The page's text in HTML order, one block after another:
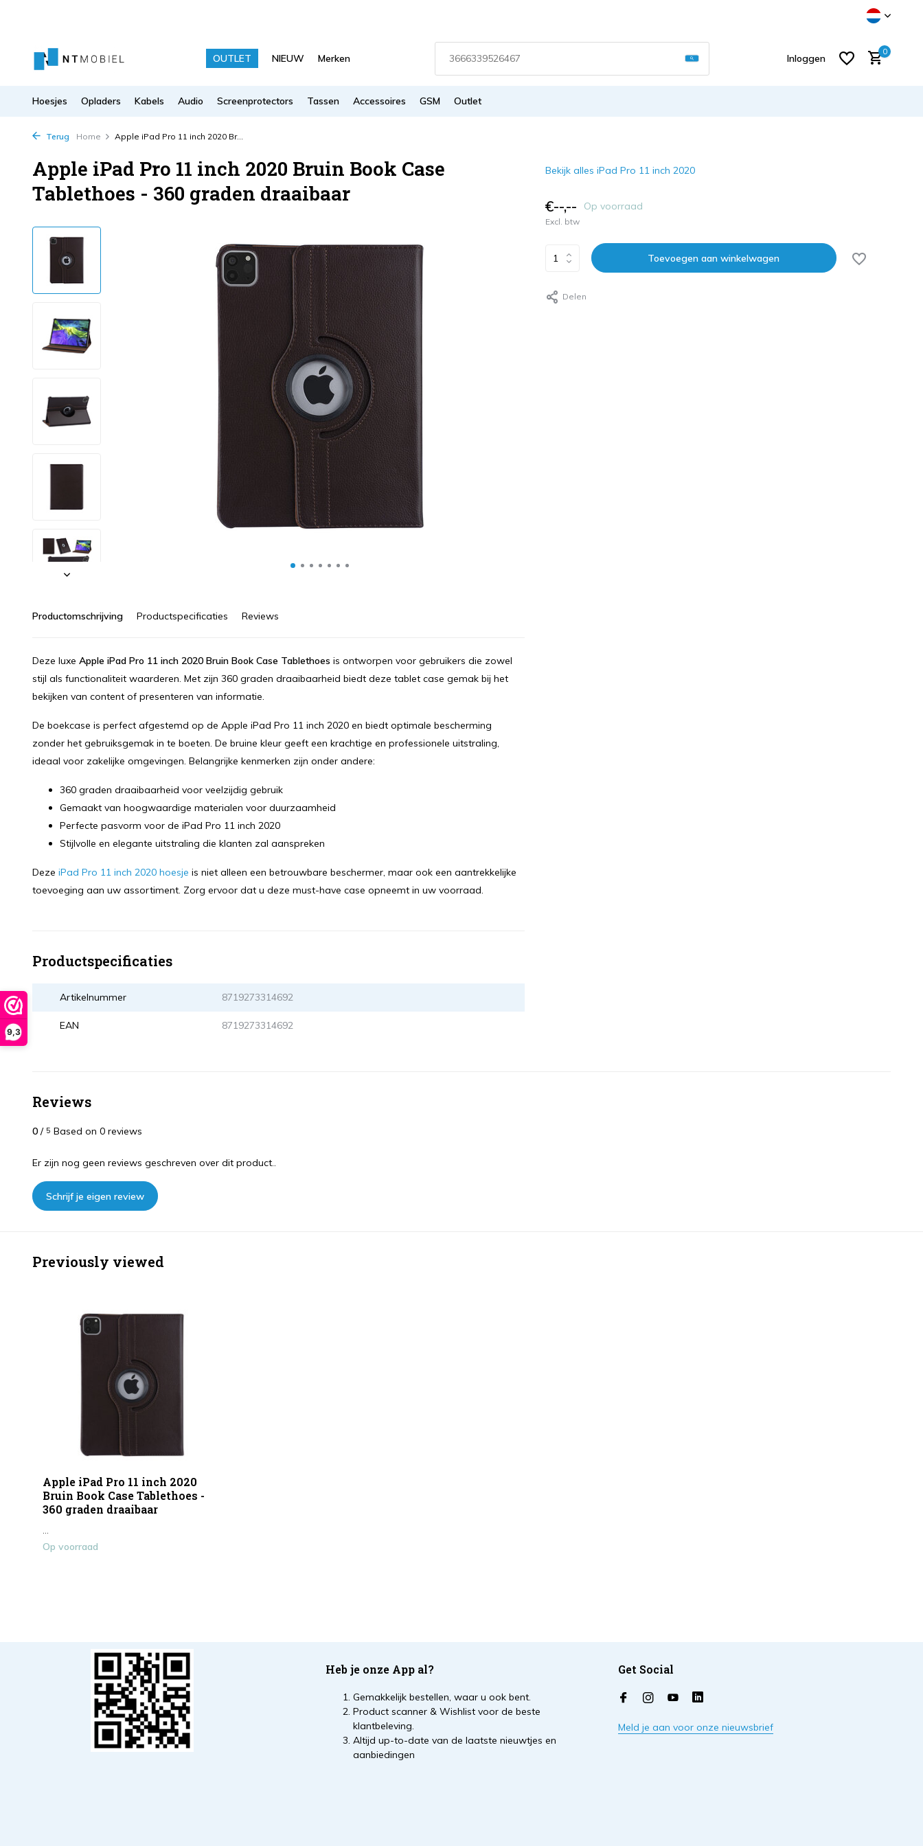
9,3
OUTLET NIEUW Merken
Gebruik de pijltjes op en neer om een
Inloggen
0
Hoesjes Opladers Kabels Audio Screenprotectors Tassen Accessoires GSM Outlet
Terug Home Apple iPad Pro 11 inch 2020 Br...
Apple iPad Pro 11 inch 2020 Bruin Book Case
Tablethoes - 360 graden draaibaar
Productomschrijving Productspecificaties Reviews
Deze luxe Apple iPad Pro 11 inch 2020 Bruin Book Case Tablethoes is ontworpen voor gebruikers die zowel
stijl als functionaliteit waarderen. Met zijn 360 graden draaibaarheid biedt deze tablet case gemak bij het
bekijken van content of presenteren van informatie.
De boekcase is perfect afgestemd op de Apple iPad Pro 11 inch 2020 en biedt optimale bescherming
zonder het gebruiksgemak in te boeten. De bruine kleur geeft een krachtige en professionele uitstraling,
ideaal voor zakelijke omgevingen. Belangrijke kenmerken zijn onder andere:
360 graden draaibaarheid voor veelzijdig gebruik
Gemaakt van hoogwaardige materialen voor duurzaamheid
Perfecte pasvorm voor de iPad Pro 11 inch 2020
Stijlvolle en elegante uitstraling die klanten zal aanspreken
Deze iPad Pro 11 inch 2020 hoesje is niet alleen een betrouwbare beschermer, maar ook een aantrekkelijke
toevoeging aan uw assortiment. Zorg ervoor dat u deze must-have case opneemt in uw voorraad.
Productspecificaties
Artikelnummer 8719273314692
EAN 8719273314692
Bekijk alles iPad Pro 11 inch 2020
€--,-- Op voorraad
Excl. btw
Toevoegen aan winkelwagen
Delen
Reviews
0 / 5 Based on 0 reviews
Er zijn nog geen reviews geschreven over dit product..
Schrijf je eigen review
Previously viewed
Apple iPad Pro 11 inch 2020
Bruin Book Case Tablethoes -
360 graden draaibaar
Op voorraad
Heb je onze App al?
Gemakkelijk bestellen, waar u ook bent.
Product scanner & Wishlist voor de beste
klantbeleving.
Altijd up-to-date van de laatste nieuwtjes en
aanbiedingen
Get Social
Meld je aan voor onze nieuwsbrief